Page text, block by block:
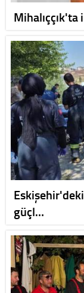
güçl…